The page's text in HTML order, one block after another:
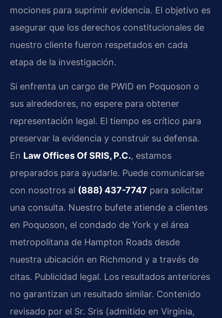
mociones para suprimir evidencia. El objetivo es
asegurar que los derechos constitucionales de
nuestro cliente fueron respetados en cada
etapa de la investigación.
Si enfrenta un cargo de PWID en Poquoson o
sus alrededores, no espere para obtener
representación legal. El tiempo es crítico para
preservar la evidencia y construir su defensa.
En Law Offices Of SRIS, P.C., estamos
preparados para ayudarle. Puede comunicarse
con nosotros al (888) 437-7747 para solicitar
una consulta. Nuestro bufete atiende a clientes
en Poquoson, el condado de York y el área
metropolitana de Hampton Roads desde
nuestra ubicación en Richmond y a través de
citas. Publicidad legal. Los resultados anteriores
no garantizan un resultado similar. Contenido
revisado por el Sr. Sris (admitido en Virginia,